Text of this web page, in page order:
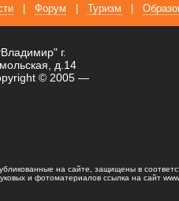
Форум Туризм
г.
д.14
© 2005 —
на сайте, защищены в
и фотоматериалов ссылка на сайт